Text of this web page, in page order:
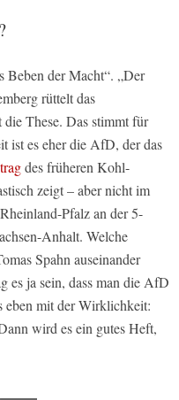
Beben der Macht“. „Der
rüttelt das
die These. Das stimmt für
ist es eher die AfD, der das
des früheren Kohl-
zeigt – aber nicht im
Pfalz an der 5-
Anhalt. Welche
Spahn auseinander
es ja sein, dass man die AfD
eben mit der Wirklichkeit:
wird es ein gutes Heft,